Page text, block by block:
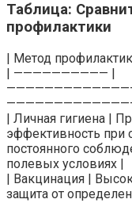
Таблица:
профилактики
| Метод
| —————————— |
| Личная гигиена |
эффективность при
постоянного
полевых условиях |
| Вакцинация |
защита от